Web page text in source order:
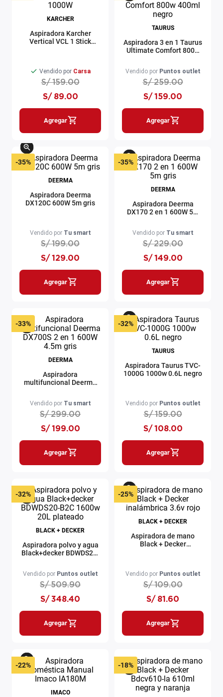
KARCHER
Aspiradora Karcher
Vertical VCL 1 Stick
Vendido por Carsa
S/ 159.00
S/ 89.00
Agregar
TAURUS
Aspiradora 3 en 1 Taurus
Ultimate Comfort 800w
Vendido por Puntos outlet
S/ 259.00
S/ 159.00
Agregar
-35%
DEERMA
Aspiradora Deerma
DX120C 600W 5m gris
Vendido por Tu smart
S/ 199.00
S/ 129.00
Agregar
-35%
DEERMA
Aspiradora Deerma
DX170 2 en 1 600W 5m
Vendido por Tu smart
S/ 229.00
S/ 149.00
Agregar
-33%
DEERMA
Aspiradora
multifuncional Deerma
Vendido por Tu smart
S/ 299.00
S/ 199.00
Agregar
-32%
TAURUS
Aspiradora Taurus TVC-
1000G 1000w 0.6L negro
Vendido por Puntos outlet
S/ 159.00
S/ 108.00
Agregar
-32%
BLACK + DECKER
Aspiradora polvo y agua
Black+decker BDWDS20-
Vendido por Puntos outlet
S/ 509.90
S/ 348.40
Agregar
-25%
BLACK + DECKER
Aspiradora de mano
Black + Decker
Vendido por Puntos outlet
S/ 109.00
S/ 81.60
Agregar
-22%
IMACO
-18%